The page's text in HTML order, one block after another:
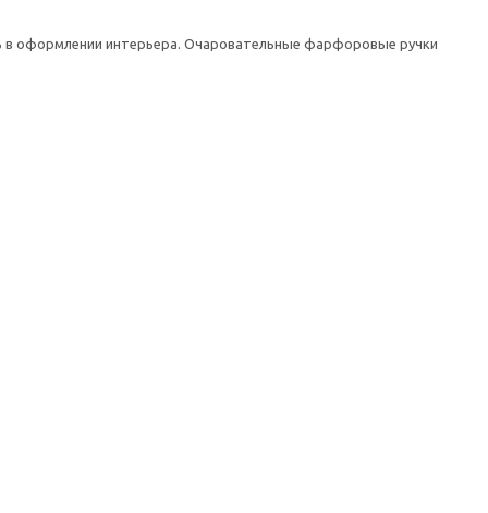
в оформлении интерьера. Очаровательные фарфоровые ручки